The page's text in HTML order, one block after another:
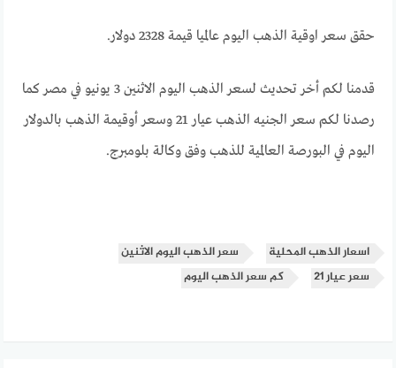
حقق سعر اوقية الذهب اليوم عالميا قيمة 2328 دولار.
قدمنا لكم أخر تحديث لسعر الذهب اليوم الاثنين 3 يونيو في مصر كما
رصدنا لكم سعر الجنيه الذهب عيار 21 وسعر أوقيمة الذهب بالدولار
اليوم في البورصة العالمية للذهب وفق وكالة بلومبرج.
اسعار الذهب المحلية
سعر الذهب اليوم الاثنين
سعر عيار 21
كم سعر الذهب اليوم